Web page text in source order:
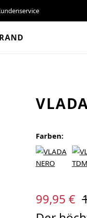
Farben:
Verkaufspreis:
99,95 €